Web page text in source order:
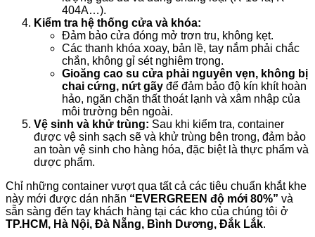
404A…).
Kiểm tra hệ thống cửa và khóa:
Đảm bảo cửa đóng mở trơn tru, không kẹt.
Các thanh khóa xoay, bản lề, tay nắm phải chắc
chắn, không gỉ sét nghiêm trọng.
Gioăng cao su cửa phải nguyên vẹn, không bị
chai cứng, nứt gãy để đảm bảo độ kín khít hoàn
hảo, ngăn chặn thất thoát lạnh và xâm nhập của
môi trường bên ngoài.
Vệ sinh và khử trùng: Sau khi kiểm tra, container
được vệ sinh sạch sẽ và khử trùng bên trong, đảm bảo
an toàn vệ sinh cho hàng hóa, đặc biệt là thực phẩm và
dược phẩm.
Chỉ những container vượt qua tất cả các tiêu chuẩn khắt khe
này mới được dán nhãn “EVERGREEN độ mới 80%” và
sẵn sàng đến tay khách hàng tại các kho của chúng tôi ở
TP.HCM, Hà Nội, Đà Nẵng, Bình Dương, Đắk Lắk.